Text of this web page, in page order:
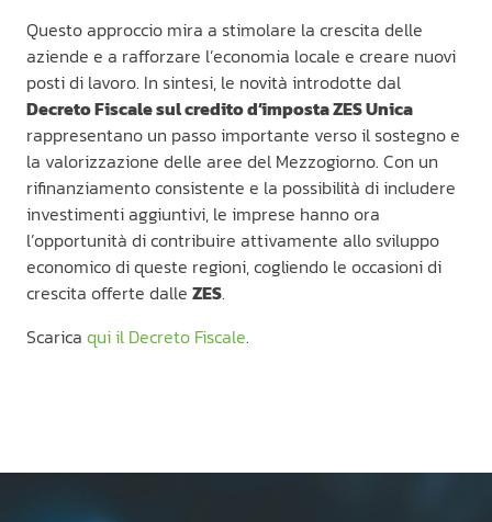
Questo approccio mira a stimolare la crescita delle
aziende e a rafforzare l’economia locale e creare nuovi
posti di lavoro. In sintesi, le novità introdotte dal
Decreto Fiscale sul credito d’imposta ZES Unica
rappresentano un passo importante verso il sostegno e
la valorizzazione delle aree del Mezzogiorno. Con un
rifinanziamento consistente e la possibilità di includere
investimenti aggiuntivi, le imprese hanno ora
l’opportunità di contribuire attivamente allo sviluppo
economico di queste regioni, cogliendo le occasioni di
crescita offerte dalle ZES.
Scarica qui il Decreto Fiscale.